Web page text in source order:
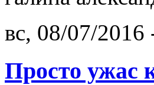
вс, 08/07/2016
Просто ужас